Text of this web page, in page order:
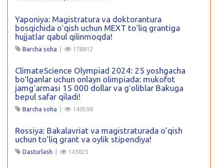
Yaponiya: Magistratura va doktorantura
bosqichida oʻqish uchun MEXT toʻliq grantiga
hujjatlar qabul qilinmoqda!
Barcha soha | 178812
ClimateScience Olympiad 2024: 25 yoshgacha
boʻlganlar uchun onlayn olimpiada: mukofot
jamgʻarmasi 15 000 dollar va gʻoliblar Bakuga
bepul safar qiladi!
Barcha soha | 149598
Rossiya: Bakalavriat va magistraturada o’qish
uchun to’liq grant va oylik stipendiya!
Dasturlash | 143825